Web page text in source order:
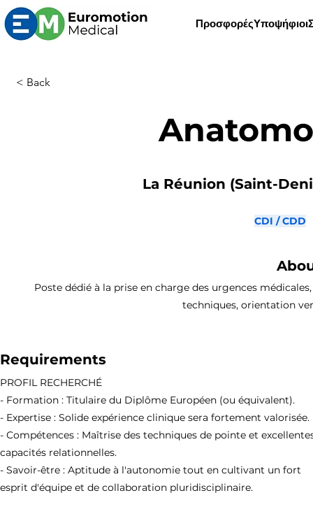
ΠροσφορέςΥποψήφιοι
< Back
La Réunion (Saint-
CDI / CDD
Poste dédié à la prise en charge des urgences
techniques, orientation
Requirements
PROFIL RECHERCHÉ
- Formation : Titulaire du Diplôme Européen (ou équivalent).
- Expertise : Solide expérience clinique sera fortement valorisée.
- Compétences : Maîtrise des techniques de pointe et
capacités relationnelles.
- Savoir-être : Aptitude à l'autonomie tout en cultivant un fort
esprit d'équipe et de collaboration pluridisciplinaire.